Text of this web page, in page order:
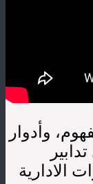
وأدوار
الادارية